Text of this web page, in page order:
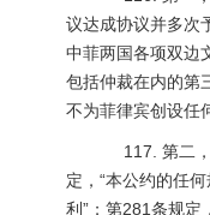
议达成协议并多次
中菲两国各项双边
包括仲裁在内的第
不为菲律宾创设任
117. 第二，
定，“本公约的任
利”；第281条规定